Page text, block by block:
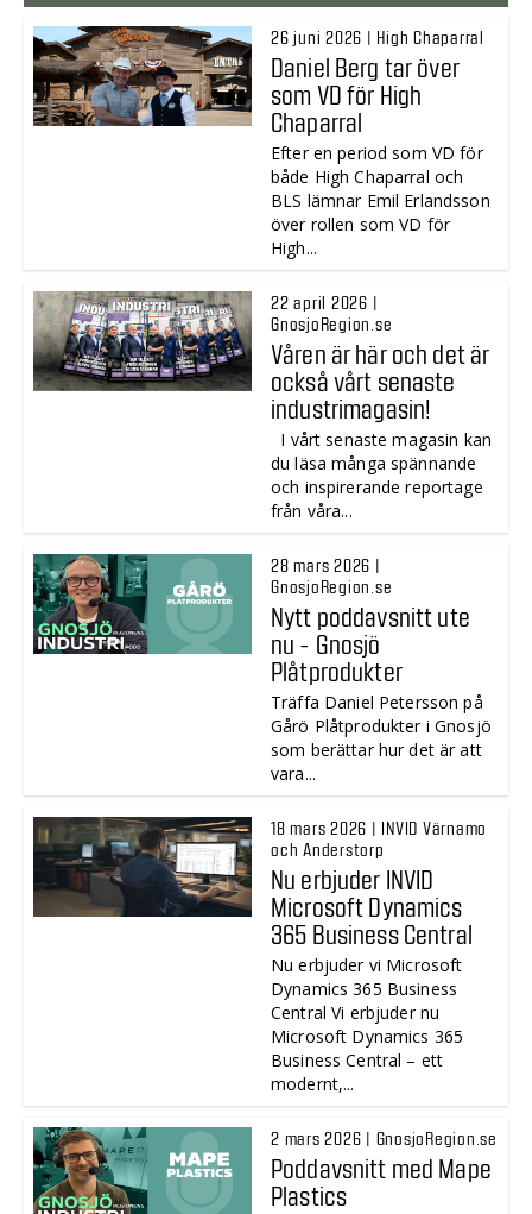
26 juni 2026 | High Chaparral
Daniel Berg tar över
som VD för High
Chaparral
Efter en period som VD för
både High Chaparral och
BLS lämnar Emil Erlandsson
över rollen som VD för
High...
22 april 2026 |
GnosjoRegion.se
Våren är här och det är
också vårt senaste
industrimagasin!
I vårt senaste magasin kan
du läsa många spännande
och inspirerande reportage
från våra...
28 mars 2026 |
GnosjoRegion.se
Nytt poddavsnitt ute
nu - Gnosjö
Plåtprodukter
Träffa Daniel Petersson på
Gårö Plåtprodukter i Gnosjö
som berättar hur det är att
vara...
18 mars 2026 | INVID Värnamo
och Anderstorp
Nu erbjuder INVID
Microsoft Dynamics
365 Business Central
Nu erbjuder vi Microsoft
Dynamics 365 Business
Central Vi erbjuder nu
Microsoft Dynamics 365
Business Central – ett
modernt,...
2 mars 2026 | GnosjoRegion.se
Poddavsnitt med Mape
Plastics